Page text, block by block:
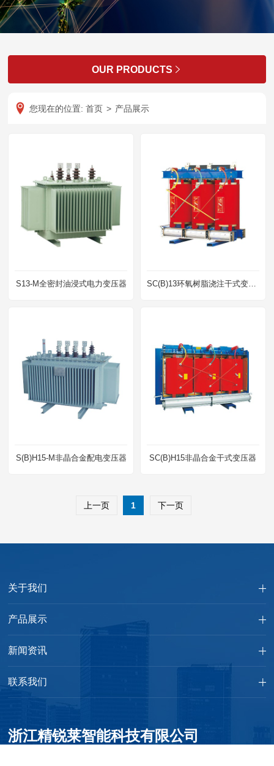
OUR PRODUCTS 
您现在的位置: 首页 > 产品展示
S13-M全密封油浸式电力变压器 SC(B)13环氧树脂浇注干式变压器
S(B)H15-M非晶合金配电变压器 SC(B)H15非晶合金干式变压器
上一页 1 下一页
关于我们
产品展示
新闻资讯
联系我们
浙江精锐莱智能科技有限公司